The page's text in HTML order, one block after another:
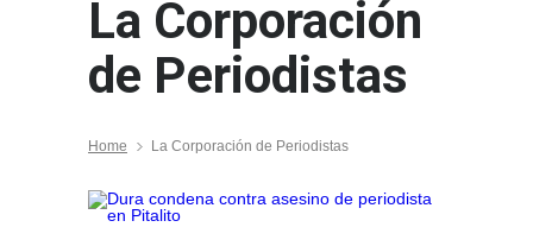
La Corporación
de Periodistas
Home La Corporación de Periodistas